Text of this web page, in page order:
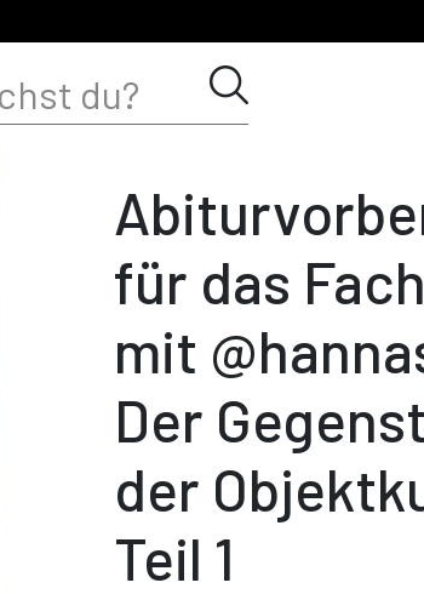
für das
mit
Der
der
Teil 1